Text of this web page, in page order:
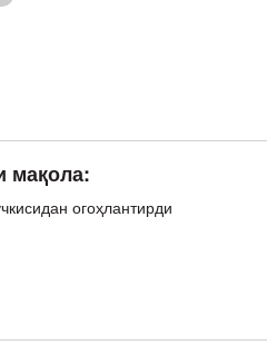
мақола:
огоҳлантирди